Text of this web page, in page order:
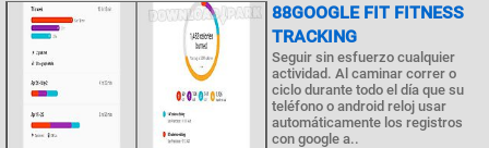
88GOOGLE FIT FITNESS
TRACKING
Seguir sin esfuerzo cualquier
actividad. Al caminar correr o
ciclo durante todo el día que su
teléfono o android reloj usar
automáticamente los registros
con google a..